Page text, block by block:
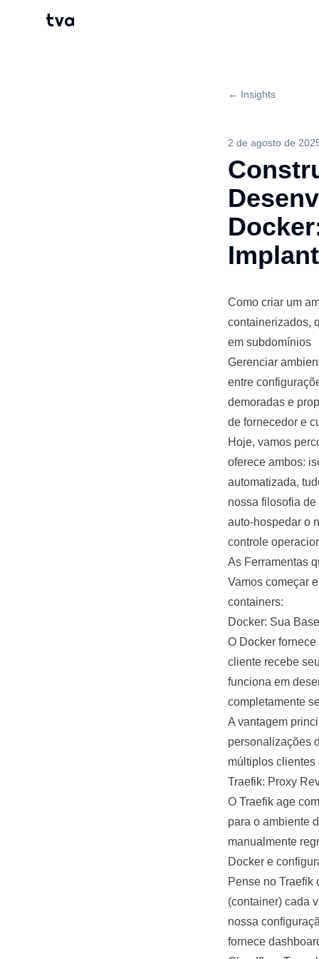
tva
← Insights
2 de agosto de
Como criar um
containerizados,
em subdomínios
Gerenciar
entre
demoradas e
de fornecedor e
Hoje, vamos
oferece ambos:
automatizada,
nossa filosofia
auto-hospedar o
controle
As Ferramentas
Vamos começar
containers:
Docker: Sua
O Docker
cliente recebe
funciona em
completamente
A vantagem
personalizações
múltiplos clientes
Traefik: Proxy
O Traefik age
para o ambiente
manualmente
Docker e
Pense no Traefik
(container) cada
nossa
fornece